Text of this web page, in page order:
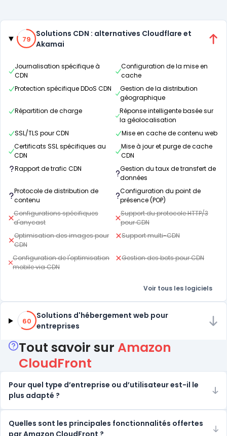
Catégories
79% de compatibilité
79
Solutions CDN : alternatives Cloudflare et
Akamai
Journalisation spécifique à
CDN
Configuration de la mise en
cache
Protection spécifique DDoS CDN
Gestion de la distribution
géographique
Répartition de charge
Réponse intelligente basée sur
la géolocalisation
SSL/TLS pour CDN
Mise en cache de contenu web
Certificats SSL spécifiques au
CDN
Mise à jour et purge de cache
CDN
Rapport de trafic CDN
Gestion du taux de transfert de
données
Protocole de distribution de
contenu
Configuration du point de
présence (POP)
Configurations spécifiques
d'anycast
Support du protocole HTTP/3
pour CDN
Optimisation des images pour
CDN
Support multi-CDN
Configuration de l'optimisation
mobile via CDN
Gestion des bots pour CDN
Voir tous les logiciels
60% de compatibilité
60
Solutions d'hébergement web pour
entreprises
Tout savoir surAmazon
CloudFront
Pour quel type d’entreprise ou d’utilisateur est-il le
plus adapté ?
Quelles sont les principales fonctionnalités offertes
par Amazon CloudFront ?